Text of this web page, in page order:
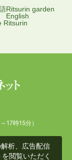
Ritsurin garden
English
Ritsurin
17時15分）
析、広告配信
閲覧いただく